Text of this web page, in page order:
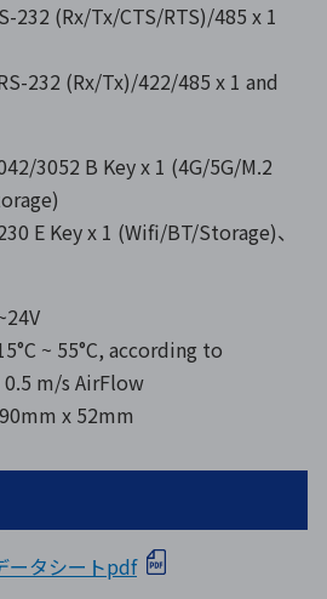
Tx/CTS/RTS)/485 x 1
(Rx/Tx)/422/485 x 1 and
3052 B Key x 1 (4G/5G/M.2
x 1 (Wifi/BT/Storage)、
~ 55°C, according to
m/s AirFlow
x 52mm
ータシートpdf